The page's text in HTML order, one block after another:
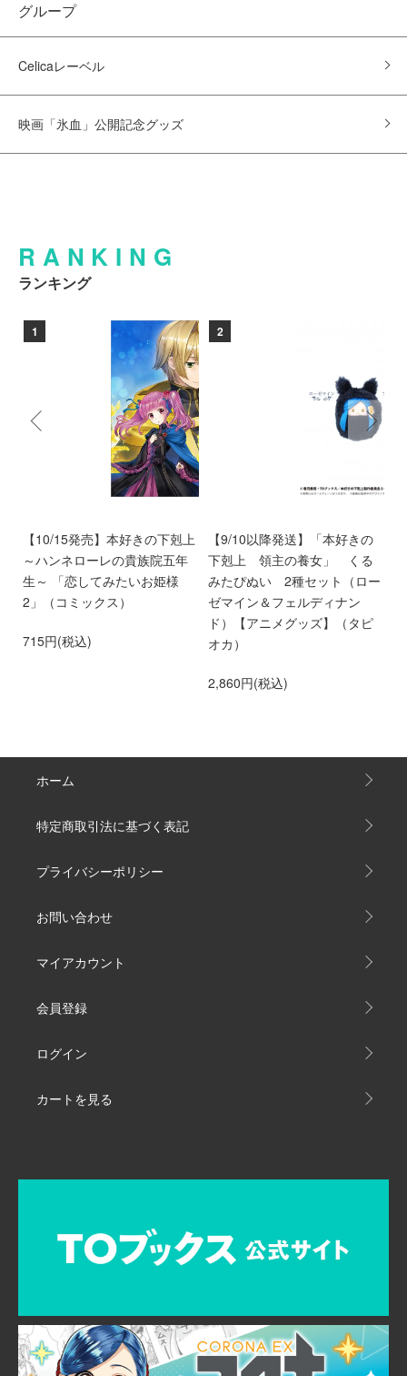
グループ
Celicaレーベル
映画「氷血」公開記念グッズ
RANKING
ランキング
1
【10/15発売】本好きの下剋上
～ハンネローレの貴族院五年
生～ 「恋してみたいお姫様
2」（コミックス）
715円(税込)
2
【9/10以降発送】「本好きの
下剋上 領主の養女」 くる
みたぴぬい 2種セット（ロー
ゼマイン＆フェルディナン
ド）【アニメグッズ】（タピ
オカ）
2,860円(税込)
ホーム
特定商取引法に基づく表記
プライバシーポリシー
お問い合わせ
マイアカウント
会員登録
ログイン
カートを見る